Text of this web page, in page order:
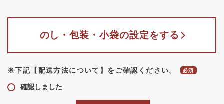
のし・包装・小袋の設定をする
※下記【配送方法について】をご確認ください。
確認しました